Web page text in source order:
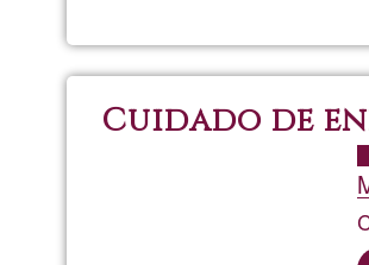
Cuidado de